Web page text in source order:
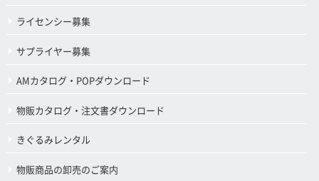
ライセンシー募集
サプライヤー募集
AMカタログ・POPダウンロード
物販カタログ・注文書ダウンロード
きぐるみレンタル
物販商品の卸売のご案内